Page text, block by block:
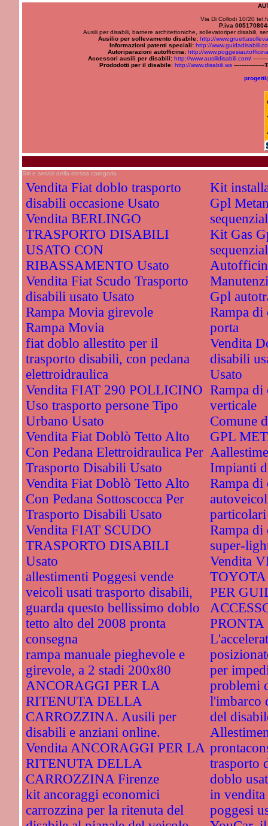
Via Di Collodi 10/20
P.iva
Ausili per disabili, barriere architettoniche, sollevatoriper disabili,
Ausilio per sollevamento disabile: http://
Informazioni patenti speciali: http://
Autoriparazioni autofficina: http://
Accessori ausili per disabili: http://www.ausilidisabili.com/
Prododotti per il disabile: http://www.disabili.ws -----------------
Siti e servizi della stessa categoria
Vendita Fiat doblo trasporto
disabili occasione Usato
Vendita BERLINGO
TRASPORTO DISABILI
USATO CON
RIBASSAMENTO Usato
Vendita Fiat Scudo Trasporto
disabili usato Usato
Rampa Movia girevole
Rampa Movia
fiat doblo allestito per il
trasporto disabili, con pedana
elettroidraulica
Vendita FIAT 290 POLLICINO
Uso trasporto persone Tipo
Urbano Usato
Vendita Fiat Doblò Tetto Alto
Con Pedana Elettroidraulica Per
Trasporto Disabili Usato
Vendita Fiat Doblò Tetto Alto
Con Pedana Sottoscocca Per
Trasporto Disabili Usato
Vendita FIAT SCUDO
TRASPORTO DISABILI
Usato
allestimenti Poggesi vende
veicoli usati trasporto disabili,
guarda questo bellissimo doblo
tetto alto del 2008 pronta
consegna
rampa manuale pieghevole e
girevole, a 2 stadi 200x80
ANCORAGGI PER LA
RITENUTA DELLA
CARROZZINA. Ausili per
disabili e anziani online.
Vendita ANCORAGGI PER LA
RITENUTA DELLA
CARROZZINA Firenze
kit ancoraggi economici
carrozzina per la ritenuta del
Kit
Gpl
Kit Gas
Gpl
Rampa di
porta
Vendita
disabili
Usato
Rampa di
verticale
Comune
GPL
Impianti
Rampa di
particolari
Rampa di
super-
Vendita
PER
PRONTA
per
problemi
l'imbarco
del
trasporto
doblo
in
poggesi